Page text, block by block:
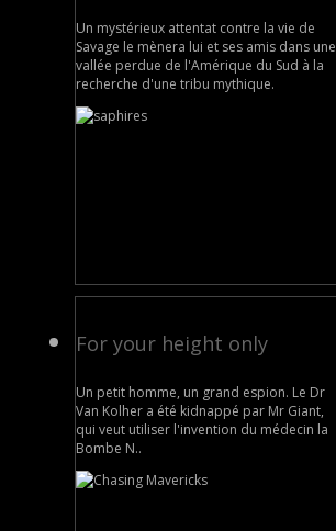
Un mystérieux attentat contre la vie de
Savage le mènera lui et ses amis dans une
vallée perdue de l'Amérique du Sud à la
recherche d'une tribu mythique.
For your height only
Un petit homme, un grand espion. Le Dr
Van Kolher a été kidnappé par Mr Giant,
qui veut utiliser l'invention du médecin la
Bombe N..